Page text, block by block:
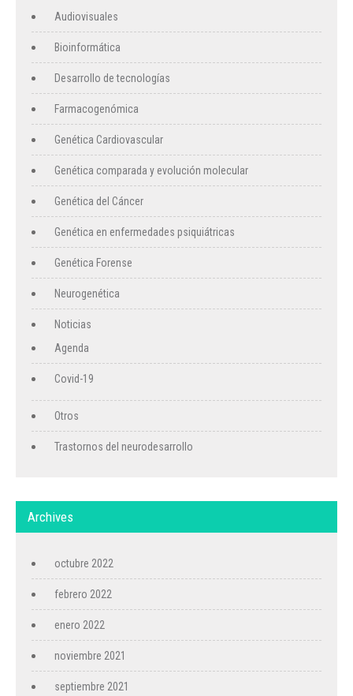
Audiovisuales
Bioinformática
Desarrollo de tecnologías
Farmacogenómica
Genética Cardiovascular
Genética comparada y evolución molecular
Genética del Cáncer
Genética en enfermedades psiquiátricas
Genética Forense
Neurogenética
Noticias
Agenda
Covid-19
Otros
Trastornos del neurodesarrollo
Archives
octubre 2022
febrero 2022
enero 2022
noviembre 2021
septiembre 2021